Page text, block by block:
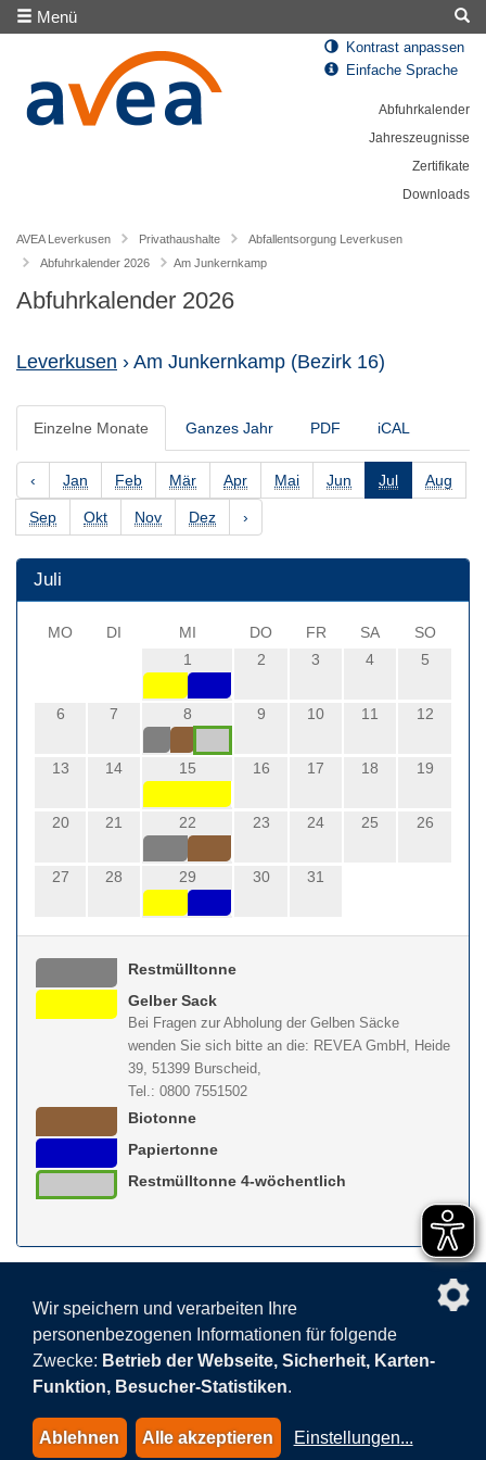
Menü
Kontrast anpassen
Einfache Sprache
Abfuhrkalender
Jahreszeugnisse
Zertifikate
Downloads
AVEA Leverkusen Privathaushalte
Abfallentsorgung Leverkusen
Abfuhrkalender 2026
Am Junkernkamp
Abfuhrkalender 2026
Leverkusen › Am Junkernkamp (Bezirk 16)
Einzelne Monate Ganzes Jahr PDF iCAL
‹ Jan Feb Mär Apr Mai Jun Jul Aug
Sep Okt Nov Dez ›
Juli
MO DI MI DO FR SA
SO
1
2 3 4 5
6 7 8 9 10 11 12
13 14 15 16 17 18 19
20 21 22 23 24 25 26
27 28 29 30 31
Restmülltonne
Gelber Sack
Bei Fragen zur Abholung der Gelben Säcke
wenden Sie sich bitte an die: REVEA GmbH, Heide
39, 51399 Burscheid,
Tel.: 0800 7551502
Biotonne
Papiertonne
Restmülltonne 4-wöchentlich
nach
Impressum
© 2015-2026 AVEA GmbH & Co. KG
Wir speichern und verarbeiten Ihre
personenbezogenen Informationen für folgende
Zwecke: Betrieb der Webseite, Sicherheit, Karten-
Funktion, Besucher-Statistiken.
Ablehnen Alle akzeptieren Einstellungen...